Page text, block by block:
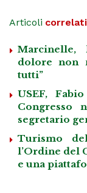
Articoli correlati
Marcinelle,
dolore non
tutti”
USEF,
Congresso
segretario
Turismo
l’Ordine del
e una